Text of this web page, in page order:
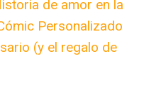
de amor en la
Personalizado
(y el regalo de